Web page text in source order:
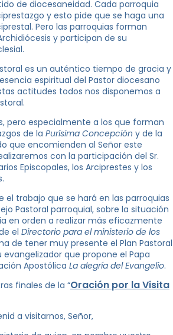
de diocesaneidad. Cada parroquia
y esto pide que se haga una
Pero las parroquias forman
y participan de su
es un auténtico tiempo de gracia y
espiritual del Pastor diocesano
actitudes todos nos disponemos a
pero especialmente a los que forman
de la Purísima Concepción y de la
que encomienden al Señor este
con la participación del Sr.
Episcopales, los Arciprestes y los
el trabajo que se hará en las parroquias
Pastoral parroquial, sobre la situación
en orden a realizar más eficazmente
el Directorio para el ministerio de los
de tener muy presente el Plan Pastoral
que propone el Papa
Apostólica La alegría del Evangelio.
finales de la “Oración por la Visita
a visitarnos, Señor,